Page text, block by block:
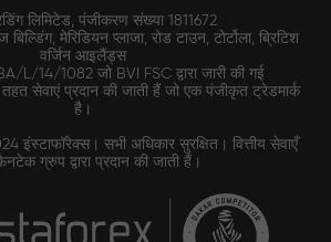
लिमिटेड, पंजीकरण संख्या 1811672
मेरिडियन प्लाजा, रोड टाउन, टोर्टोला, ब्रिटिश
वर्जिन आइलैंड्स
L/14/1082 जो BVI FSC द्वारा जारी की गई
सेवाएं प्रदान की जाती हैं जो एक पंजीकृत ट्रेडमार्क
है।
इंस्टाफॉरेक्स। सभी अधिकार सुरक्षित। वित्तीय सेवाएँ
ग्रुप द्वारा प्रदान की जाती हैं।